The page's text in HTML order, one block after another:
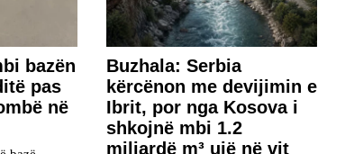
bazën
pas
në
Buzhala: Serbia
kërcënon me devijimin e
Ibrit, por nga Kosova i
shkojnë mbi 1.2
miliardë m³ ujë në vit